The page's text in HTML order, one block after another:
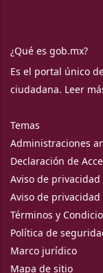
¿Qué es gob.mx?
Es el portal único
ciudadana. Leer
Temas
Administraciones
Declaración de
Aviso de privacidad
Aviso de
Términos y
Política de
Marco jurídico
Mapa de sitio